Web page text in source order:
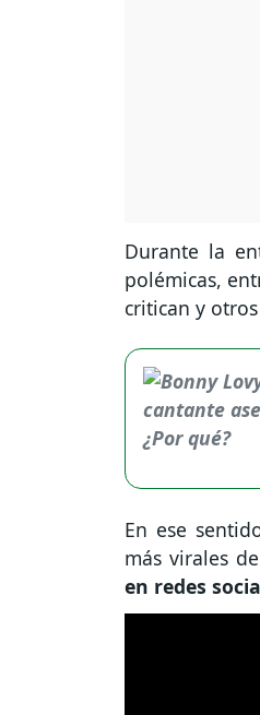
Durante la
polémicas,
critican y
En ese
más virales
en redes